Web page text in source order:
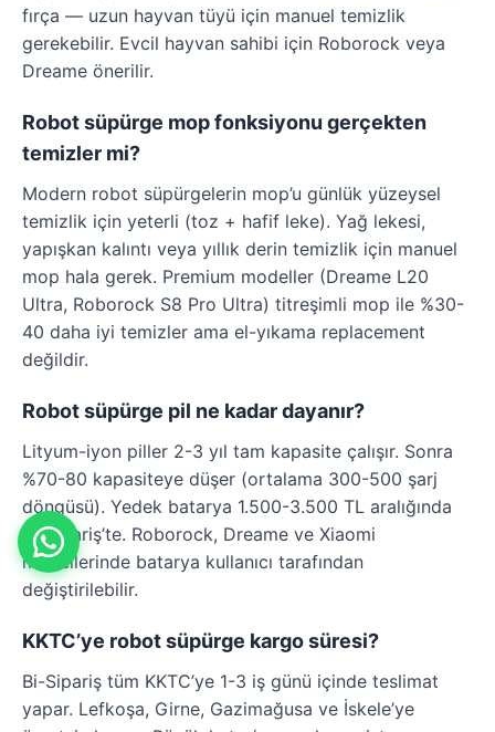
fırça — uzun hayvan tüyü için manuel temizlik
gerekebilir. Evcil hayvan sahibi için Roborock veya
Dreame önerilir.
Robot süpürge mop fonksiyonu gerçekten
temizler mi?
Modern robot süpürgelerin mop’u günlük yüzeysel
temizlik için yeterli (toz + hafif leke). Yağ lekesi,
yapışkan kalıntı veya yıllık derin temizlik için manuel
mop hala gerek. Premium modeller (Dreame L20
Ultra, Roborock S8 Pro Ultra) titreşimli mop ile %30-
40 daha iyi temizler ama el-yıkama replacement
değildir.
Robot süpürge pil ne kadar dayanır?
Lityum-iyon piller 2-3 yıl tam kapasite çalışır. Sonra
%70-80 kapasiteye düşer (ortalama 300-500 şarj
döngüsü). Yedek batarya 1.500-3.500 TL aralığında
Bi-Sipariş’te. Roborock, Dreame ve Xiaomi
modellerinde batarya kullanıcı tarafından
değiştirilebilir.
KKTC’ye robot süpürge kargo süresi?
Bi-Sipariş tüm KKTC’ye 1-3 iş günü içinde teslimat
yapar. Lefkoşa, Girne, Gazimağusa ve İskele’ye